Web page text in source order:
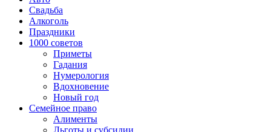
Свадьба
Алкоголь
Праздники
1000 советов
Приметы
Гадания
Нумерология
Вдохновение
Новый год
Семейное право
Алименты
Льготы и субсидии